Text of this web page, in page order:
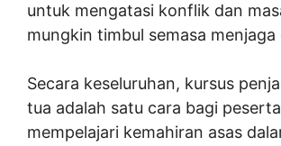
untuk mengatasi konflik dan
mungkin timbul semasa
Secara keseluruhan, kursus
tua adalah satu cara bagi
mempelajari kemahiran asas